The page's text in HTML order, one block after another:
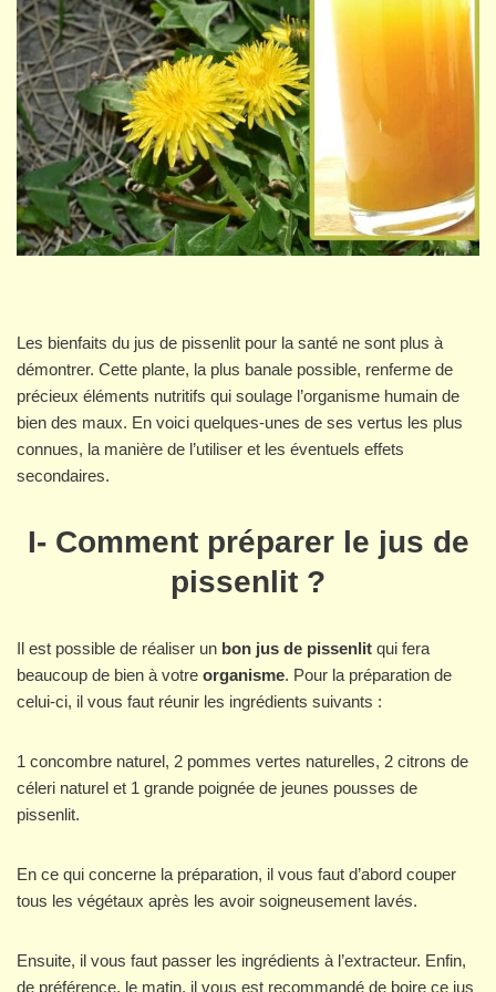
Les bienfaits du jus de pissenlit pour la santé ne sont plus à
démontrer. Cette plante, la plus banale possible, renferme de
précieux éléments nutritifs qui soulage l’organisme humain de
bien des maux. En voici quelques-unes de ses vertus les plus
connues, la manière de l’utiliser et les éventuels effets
secondaires.
I- Comment préparer le jus de
pissenlit ?
Il est possible de réaliser un bon jus de pissenlit qui fera
beaucoup de bien à votre organisme. Pour la préparation de
celui-ci, il vous faut réunir les ingrédients suivants :
1 concombre naturel, 2 pommes vertes naturelles, 2 citrons de
céleri naturel et 1 grande poignée de jeunes pousses de
pissenlit.
En ce qui concerne la préparation, il vous faut d’abord couper
tous les végétaux après les avoir soigneusement lavés.
Ensuite, il vous faut passer les ingrédients à l’extracteur. Enfin,
de préférence, le matin, il vous est recommandé de boire ce jus